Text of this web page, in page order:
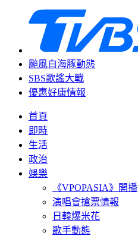
颱風白海豚動態
SBS歌謠大戰
優惠好康情報
首頁
即時
生活
政治
娛樂
《VPOPASIA》開播
演唱會搶票情報
日韓爆米花
歌手動態